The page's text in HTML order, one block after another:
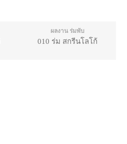
ผลงาน ร่มพับ
010 ร่ม สกรีนโลโก้